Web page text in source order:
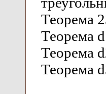
Теорема
Теорема
Теорема
Теорема